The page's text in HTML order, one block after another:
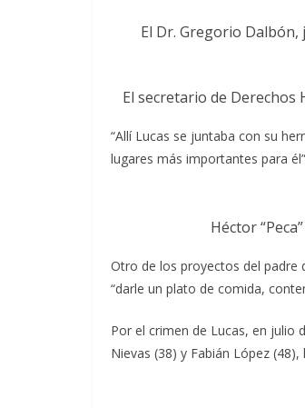
El Dr. Gregorio Dalbón,
El secretario de Derechos
“Allí Lucas se juntaba con su
lugares más importantes para
Héctor
Otro de los proyectos del padre
“darle un plato de comida,
Por el crimen de Lucas, en julio
Nievas (38) y Fabián López